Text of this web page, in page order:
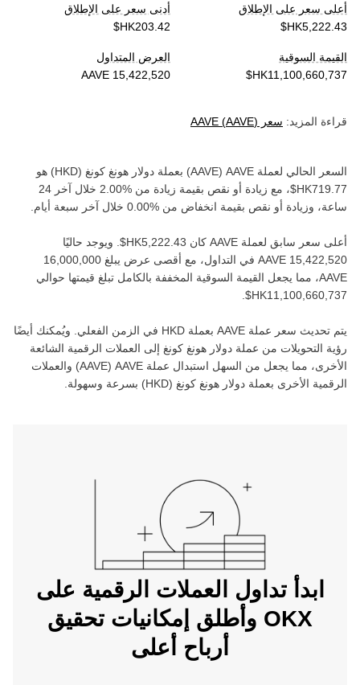
أعلى سعر على الإطلاق
أدنى سعر على الإطلاق
القيمة السوقية
العرض المتداول
قراءة المزيد: سعر AAVE (AAVE)
السعر الحالي لعملة ‏ AAVE
(‏
AAVE) بعملة ‏ دولار هونغ كونغ (‏
HKD) هو
، مع زيادة أو نقص بقيمة ‏ زيادة من ‏
خلال آخر 24
ساعة، وزيادة أو نقص بقيمة ‏ انخفاض من ‏ خلال آخر سبعة أيام.
أعلى سعر سابق لعملة ‏ AAVE كان ‏
. ويوجد حاليًا
في التداول، مع أقصى عرض يبلغ ‏
AAVE‏، مما يجعل القيمة السوقية المخففة بالكامل تبلغ قيمتها حوالي
يتم تحديث سعر عملة ‏ AAVE بعملة ‏ HKD في الزمن الفعلي. ويُمكنك أيضًا
رؤية التحويلات من عملة ‏ دولار هونغ كونغ إلى العملات الرقمية الشائعة
الأخرى، مما يجعل من السهل استبدال عملة ‏ AAVE
(‏
AAVE) والعملات
الرقمية الأخرى بعملة ‏ دولار هونغ كونغ (‏
HKD) بسرعة وسهولة.
ابدأ تداول العملات الرقمية على
OKX وأطلق إمكانيات تحقيق
أرباح أعلى